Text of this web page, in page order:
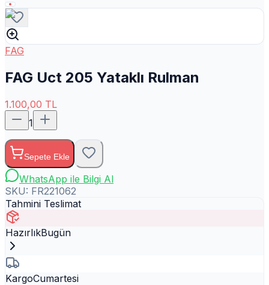
FAG
FAG Uct 205 Yataklı Rulman
1.100,00 TL
1
Sepete Ekle
WhatsApp ile Bilgi Al
SKU: FR221062
Tahmini Teslimat
HazırlıkBugün
KargoCumartesi